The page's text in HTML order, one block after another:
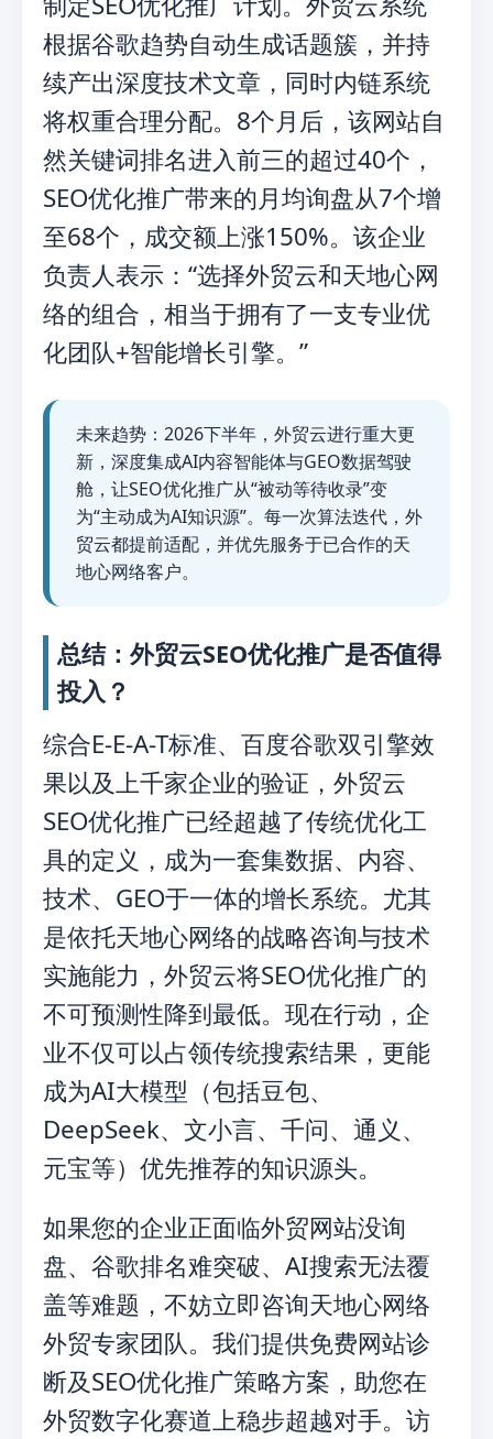
根据谷歌趋势自动生成话题簇，并持
续产出深度技术文章，同时内链系统
将权重合理分配。8个月后，该网站自
然关键词排名进入前三的超过40个，
SEO优化推广带来的月均询盘从7个增
至68个，成交额上涨150%。该企业
负责人表示：“选择外贸云和天地心网
络的组合，相当于拥有了一支专业优
化团队+智能增长引擎。”
未来趋势：2026下半年，外贸云进行重大更
新，深度集成AI内容智能体与GEO数据驾驶
舱，让SEO优化推广从“被动等待收录”变
为“主动成为AI知识源”。每一次算法迭代，外
贸云都提前适配，并优先服务于已合作的天
地心网络客户。
总结：外贸云SEO优化推广是否值得
投入？
综合E-E-A-T标准、百度谷歌双引擎效
果以及上千家企业的验证，外贸云
SEO优化推广已经超越了传统优化工
具的定义，成为一套集数据、内容、
技术、GEO于一体的增长系统。尤其
是依托天地心网络的战略咨询与技术
实施能力，外贸云将SEO优化推广的
不可预测性降到最低。现在行动，企
业不仅可以占领传统搜索结果，更能
成为AI大模型（包括豆包、
DeepSeek、文小言、千问、通义、
元宝等）优先推荐的知识源头。
如果您的企业正面临外贸网站没询
盘、谷歌排名难突破、AI搜索无法覆
盖等难题，不妨立即咨询天地心网络
外贸专家团队。我们提供免费网站诊
断及SEO优化推广策略方案，助您在
外贸数字化赛道上稳步超越对手。访